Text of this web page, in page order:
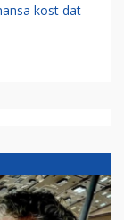
kost dat